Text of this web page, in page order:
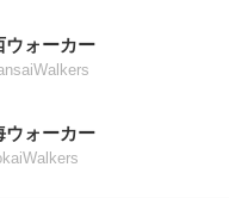
ウォーカー
ウォーカー